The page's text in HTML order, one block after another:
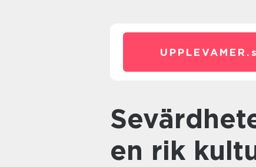
UPPLEVAMER.
Sevärdheter i Skåne – Upptäck
en rik